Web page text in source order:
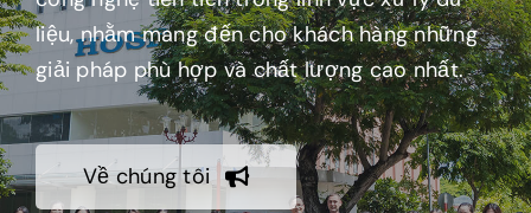
công nghệ tiên tiến trong lĩnh vực xử lý dữ
liệu, nhằm mang đến cho khách hàng những
giải pháp phù hợp và chất lượng cao nhất.
Về chúng tôi